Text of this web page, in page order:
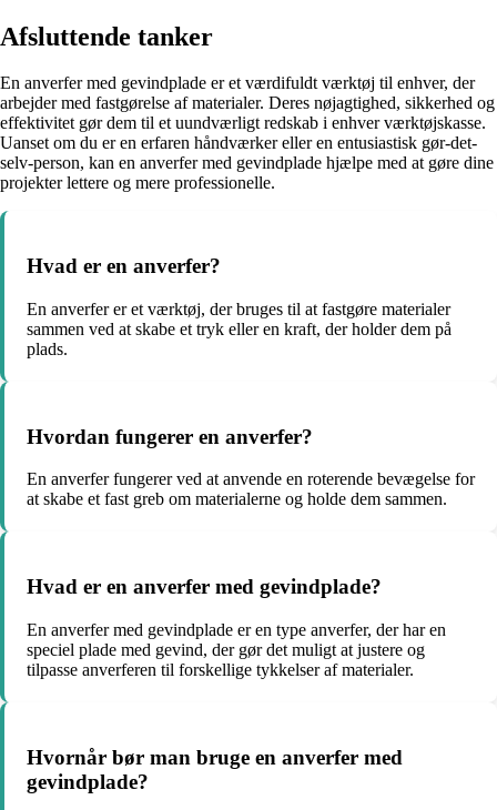
Afsluttende tanker
En anverfer med gevindplade er et værdifuldt værktøj til enhver, der
arbejder med fastgørelse af materialer. Deres nøjagtighed, sikkerhed og
effektivitet gør dem til et uundværligt redskab i enhver værktøjskasse.
Uanset om du er en erfaren håndværker eller en entusiastisk gør-det-
selv-person, kan en anverfer med gevindplade hjælpe med at gøre dine
projekter lettere og mere professionelle.
Hvad er en anverfer?
En anverfer er et værktøj, der bruges til at fastgøre materialer
sammen ved at skabe et tryk eller en kraft, der holder dem på
plads.
Hvordan fungerer en anverfer?
En anverfer fungerer ved at anvende en roterende bevægelse for
at skabe et fast greb om materialerne og holde dem sammen.
Hvad er en anverfer med gevindplade?
En anverfer med gevindplade er en type anverfer, der har en
speciel plade med gevind, der gør det muligt at justere og
tilpasse anverferen til forskellige tykkelser af materialer.
Hvornår bør man bruge en anverfer med
gevindplade?